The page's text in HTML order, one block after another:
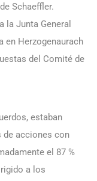
Schaeffler.
la Junta General
en Herzogenaurach
del Comité de
estaban
de acciones con
el 87 %
a los